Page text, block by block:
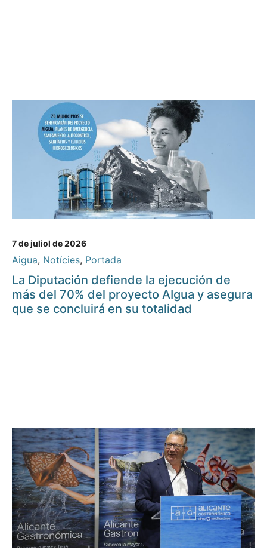
7 de juliol de 2026
Aigua, Notícies, Portada
La Diputación defiende la ejecución de
más del 70% del proyecto AIgua y asegura
que se concluirá en su totalidad